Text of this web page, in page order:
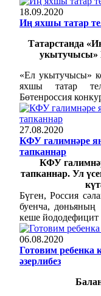
18.09.2020
Иң яхшы татар
Татарстанда
укытучысы»
«Ел укытучысы»
яхшы татар
Бөтенроссия
27.08.2020
КФУ галимнәре
тапканнар
КФУ
тапканнар. Ул
Бүген, Россия
буенча, дөньяның
кеше йододефицит
06.08.2020
Готовим ребенка
әзерлибез